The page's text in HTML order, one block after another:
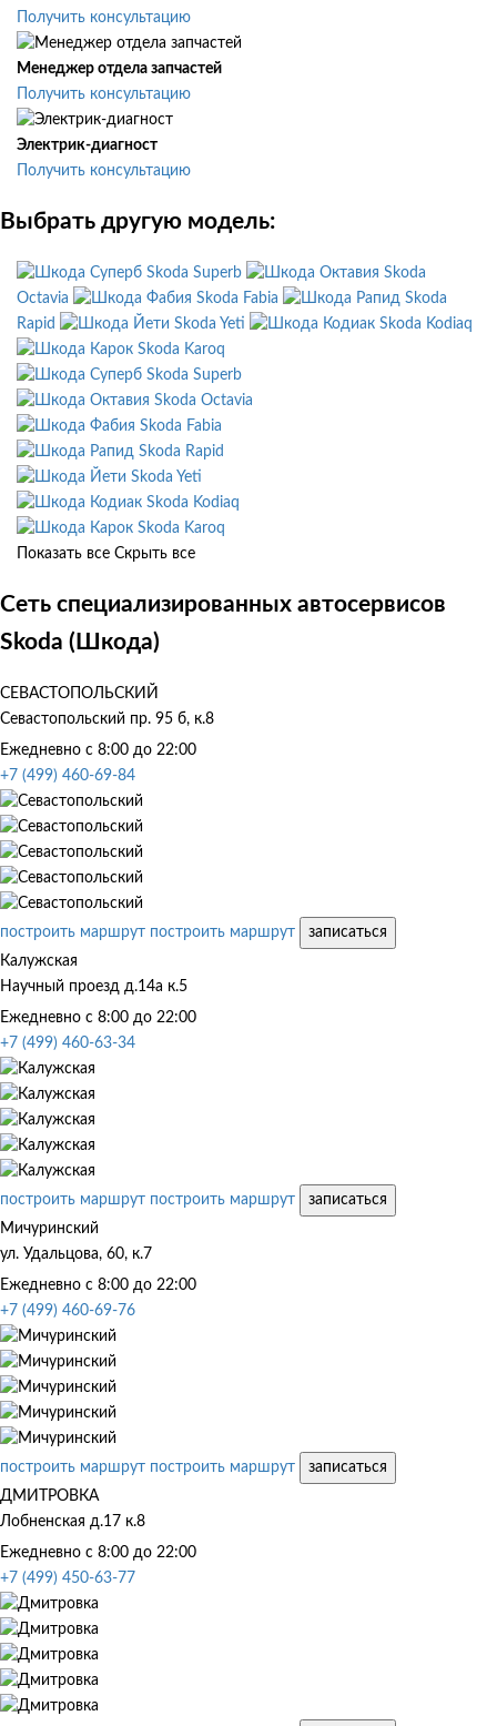
Получить консультацию
Менеджер отдела запчастей
Получить консультацию
Электрик-диагност
Получить консультацию
Выбрать другую модель:
Skoda Superb
Skoda
Octavia
Skoda Fabia
Skoda
Rapid
Skoda Yeti
Skoda Kodiaq
Skoda Karoq
Skoda Superb
Skoda Octavia
Skoda Fabia
Skoda Rapid
Skoda Yeti
Skoda Kodiaq
Skoda Karoq
Показать все Скрыть все
Сеть специализированных автосервисов
Skoda (Шкода)
СЕВАСТОПОЛЬСКИЙ
Севастопольский пр. 95 б, к.8
Ежедневно с 8:00 до 22:00
+7 (499) 460-69-84
построить маршрут построить маршрут
записаться
Калужская
Научный проезд д.14а к.5
Ежедневно с 8:00 до 22:00
+7 (499) 460-63-34
построить маршрут построить маршрут
записаться
Мичуринский
ул. Удальцова, 60, к.7
Ежедневно с 8:00 до 22:00
+7 (499) 460-69-76
построить маршрут построить маршрут
записаться
ДМИТРОВКА
Лобненская д.17 к.8
Ежедневно с 8:00 до 22:00
+7 (499) 450-63-77